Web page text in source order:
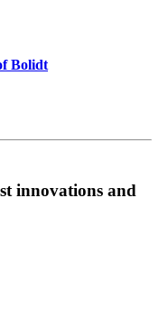
Bolidt
innovations and